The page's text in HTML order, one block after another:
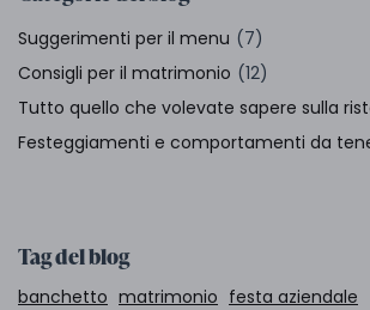
Suggerimenti per il menu (7)
Consigli per il matrimonio (12)
Tutto quello che volevate sapere sulla
Festeggiamenti e comportamenti da
Tag del blog
banchetto matrimonio festa aziendale